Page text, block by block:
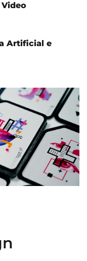
Artificial e